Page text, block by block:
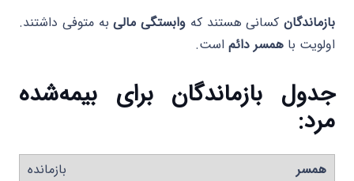
بازماندگان کسانی هستند که وابستگی مالیبه متوفی داشتند.
اولویت با همسر دائم است.
جدول بازماندگان برای بیمه‌شده
مرد:
همسر